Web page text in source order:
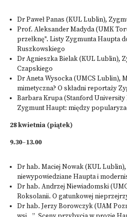
Dr Paweł Panas (KUL Lublin),
Prof. Aleksander Madyda (UMK
przełknę". Listy Zygmunta Haupta
Ruszkowskiego
Dr Agnieszka Bielak (KUL Lublin),
Czapskiego
Dr Aneta Wysocka (UMCS Lublin),
mimetyczna? O składni reportaży
Barbara Krupa (Stanford University
Zygmunt Haupt: między
28 kwietnia (piątek)
9.30–13.00
Dr hab. Maciej Nowak (KUL Lublin),
niewypowiedziane Haupta i
Dr hab. Andrzej Niewiadomski
Roksolanii. O gatunkowej
Dr hab. Jerzy Borowczyk (UAM